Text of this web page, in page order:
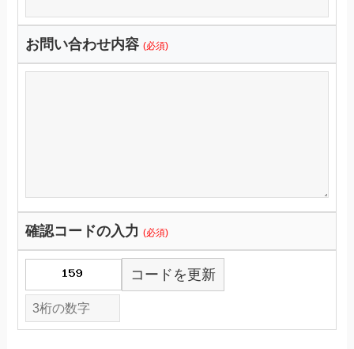
お問い合わせ内容 (必須)
確認コードの入力(必須)
コードを更新